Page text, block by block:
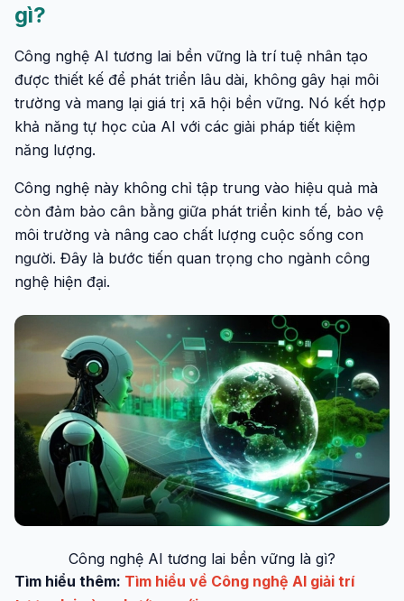
gì?
Công nghệ AI tương lai bền vững là trí tuệ nhân tạo
được thiết kế để phát triển lâu dài, không gây hại môi
trường và mang lại giá trị xã hội bền vững. Nó kết hợp
khả năng tự học của AI với các giải pháp tiết kiệm
năng lượng.
Công nghệ này không chỉ tập trung vào hiệu quả mà
còn đảm bảo cân bằng giữa phát triển kinh tế, bảo vệ
môi trường và nâng cao chất lượng cuộc sống con
người. Đây là bước tiến quan trọng cho ngành công
nghệ hiện đại.
Công nghệ AI tương lai bền vững là gì?
Tìm hiểu thêm: Tìm hiểu về Công nghệ AI giải trí